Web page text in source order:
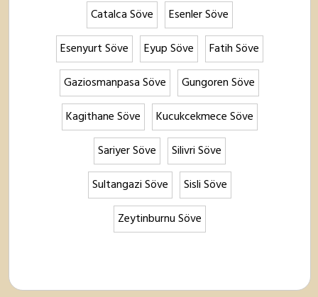
Catalca Söve
Esenler Söve
Esenyurt Söve
Eyup Söve
Fatih Söve
Gaziosmanpasa Söve
Gungoren Söve
Kagithane Söve
Kucukcekmece Söve
Sariyer Söve
Silivri Söve
Sultangazi Söve
Sisli Söve
Zeytinburnu Söve